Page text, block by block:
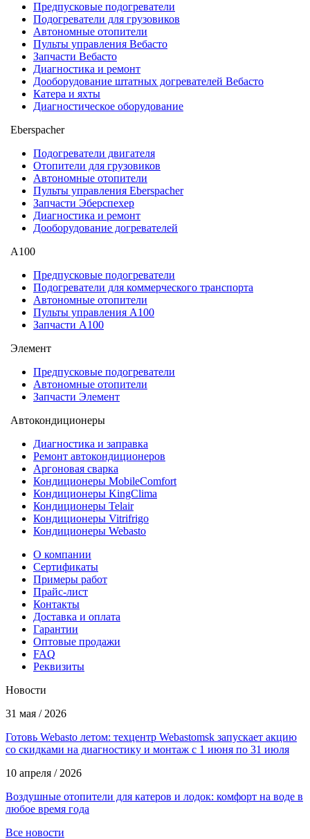
Предпусковые подогреватели
Подогреватели для грузовиков
Автономные отопители
Пульты управления Вебасто
Запчасти Вебасто
Диагностика и ремонт
Дооборудование штатных догревателей Вебасто
Катера и яхты
Диагностическое оборудование
Eberspacher
Подогреватели двигателя
Отопители для грузовиков
Автономные отопители
Пульты управления Eberspacher
Запчасти Эберспехер
Диагностика и ремонт
Дооборудование догревателей
А100
Предпусковые подогреватели
Подогреватели для коммерческого транспорта
Автономные отопители
Пульты управления A100
Запчасти А100
Элемент
Предпусковые подогреватели
Автономные отопители
Запчасти Элемент
Автокондиционеры
Диагностика и заправка
Ремонт автокондиционеров
Аргоновая сварка
Кондиционеры MobileComfort
Кондиционеры KingClima
Кондиционеры Telair
Кондиционеры Vitrifrigo
Кондиционеры Webasto
О компании
Сертификаты
Примеры работ
Прайс-лист
Контакты
Доставка и оплата
Гарантии
Оптовые продажи
FAQ
Реквизиты
Новости
31 мая / 2026
Готовь Webasto летом: техцентр Webastomsk запускает акцию
со скидками на диагностику и монтаж с 1 июня по 31 июля
10 апреля / 2026
Воздушные отопители для катеров и лодок: комфорт на воде в
любое время года
Все новости